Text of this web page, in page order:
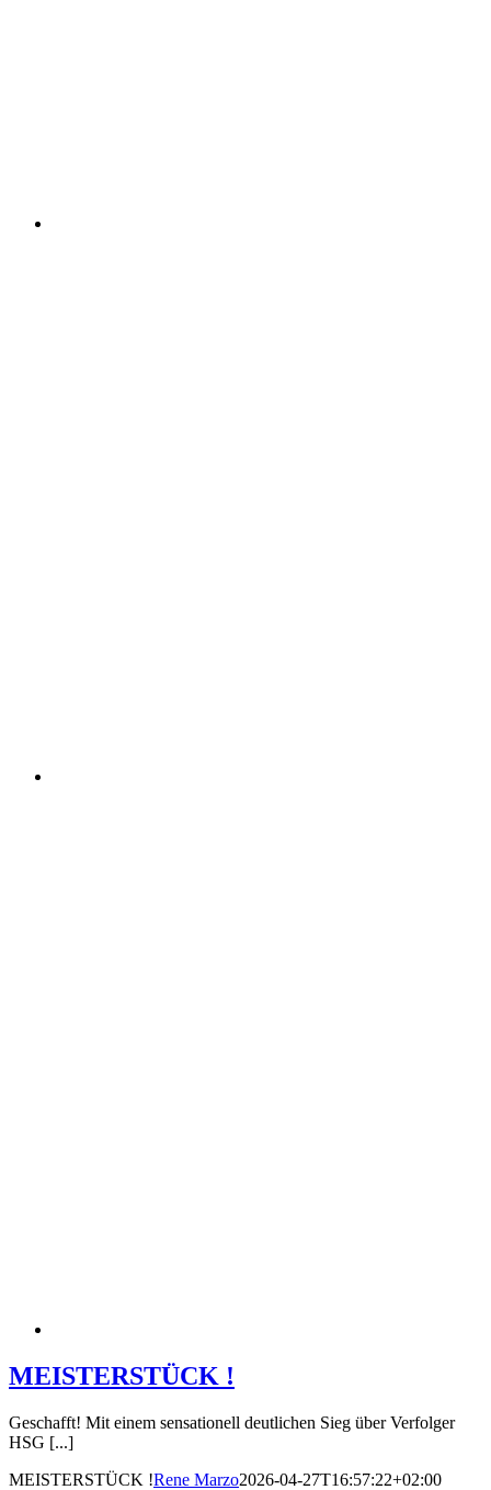
MEISTERSTÜCK !
Geschafft! Mit einem sensationell deutlichen Sieg über Verfolger
HSG [...]
MEISTERSTÜCK !Rene Marzo2026-04-27T16:57:22+02:00